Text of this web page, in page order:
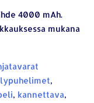
4000 mAh.
mukana
,
, kannettava,